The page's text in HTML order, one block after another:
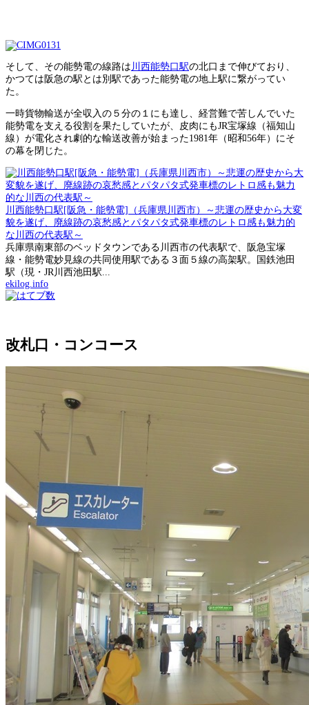
そして、その能勢電の線路は 川西能勢口駅の北口まで伸びており、
かつては阪急の駅とは別駅であった能勢電の地上駅に繋がってい
た。
一時貨物輸送が全収入の５分の１にも達し、経営難で苦しんでいた
能勢電を支える役割を果たしていたが、皮肉にもJR宝塚線（福知山
線）が電化され劇的な輸送改善が始まった1981年（昭和56年）にそ
の幕を閉じた。
川西能勢口駅[阪急・能勢電]（兵庫県川西市）～悲運の歴史から大変
貌を遂げ、廃線跡の哀愁感とパタパタ式発車標のレトロ感も魅力的
な川西の代表駅～
兵庫県南東部のベッドタウンである川西市の代表駅で、阪急宝塚
線・能勢電妙見線の共同使用駅である３面５線の高架駅。国鉄池田
駅（現・JR川西池田駅...
ekilog.info
改札口・コンコース